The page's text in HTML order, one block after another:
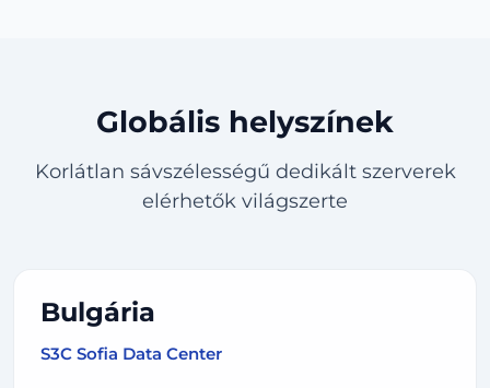
Globális helyszínek
Korlátlan sávszélességű dedikált szerverek
elérhetők világszerte
Bulgária
S3C Sofia Data Center